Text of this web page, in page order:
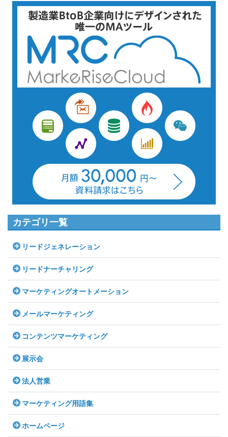
カテゴリ一覧
リードジェネレーション
リードナーチャリング
マーケティングオートメーション
メールマーケティング
コンテンツマーケティング
展示会
法人営業
マーケティング用語集
ホームページ